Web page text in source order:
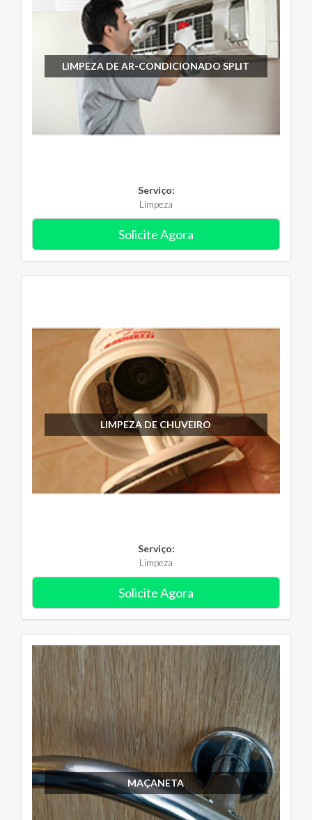
LIMPEZA DE AR-CONDICIONADO SPLIT
Serviço:
Limpeza
Solicite Agora
LIMPEZA DE CHUVEIRO
Serviço:
Limpeza
Solicite Agora
MAÇANETA